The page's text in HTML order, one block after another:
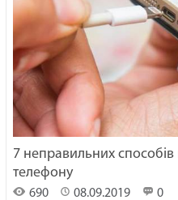
7 неправильних
телефону
690 08.09.2019
0